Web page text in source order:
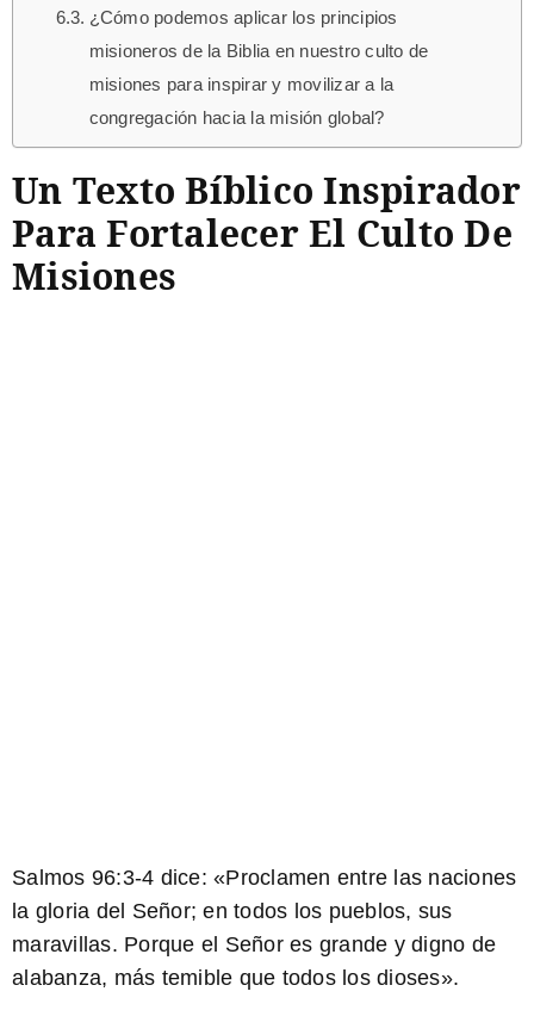
¿Cómo podemos aplicar los principios
misioneros de la Biblia en nuestro culto de
misiones para inspirar y movilizar a la
congregación hacia la misión global?
Un Texto Bíblico Inspirador
Para Fortalecer El Culto De
Misiones
Salmos 96:3-4 dice: «Proclamen entre las naciones
la gloria del Señor; en todos los pueblos, sus
maravillas. Porque el Señor es grande y digno de
alabanza, más temible que todos los dioses».